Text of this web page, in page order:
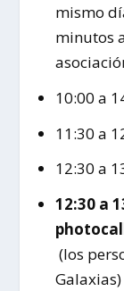
mismo
minutos
10:00 a
11:30 a
12:30 a
12:30 a
(los
Galaxias)